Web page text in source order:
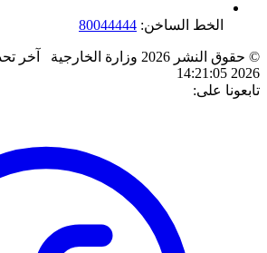
الخط الساخن: 80044444
© حقوق النشر 2026 وزارة الخارجية آخر
2026 14:21:05
تابعونا على: